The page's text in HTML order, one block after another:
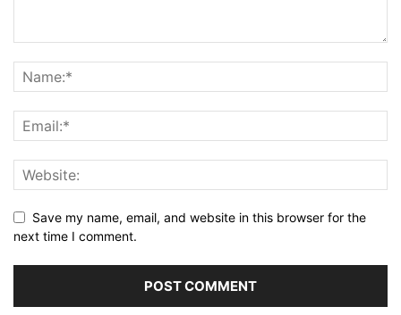
Save my name, email, and website in this browser for the
next time I comment.